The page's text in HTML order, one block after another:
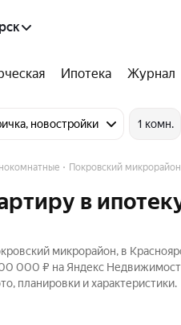
Ипотека Журнал
новостройки 1 комн.
Покровский микрорайон
в
микрорайон, в
000 ₽ на Яндекс
планировки и характеристики.